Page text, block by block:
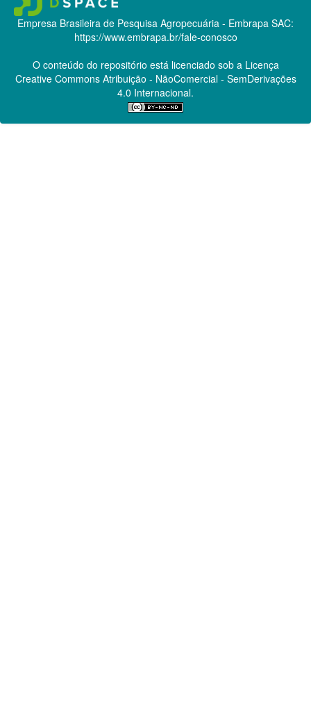
Empresa Brasileira de Pesquisa Agropecuária - Embrapa SAC:
https://www.embrapa.br/fale-conosco
O conteúdo do repositório está licenciado sob a Licença
Creative CommonsAtribuição - NãoComercial - SemDerivações
4.0 Internacional.